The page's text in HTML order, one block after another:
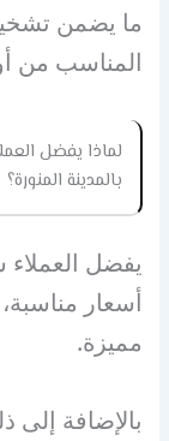
ما يضمن
المناسب من
لماذا يفضل
بالمدينة المنورة؟
يفضل
أسعار
مميزة.
بالإضافة إلى